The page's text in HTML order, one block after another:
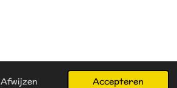
Afwijzen Accepteren